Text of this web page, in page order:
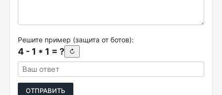
Решите пример (защита от ботов):
4 - 1 * 1 = ? ↻
ОТПРАВИТЬ